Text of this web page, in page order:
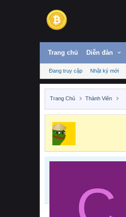
Trang chủ Diễn đàn
Đang truy cập Nhật ký mới
Trang Chủ Thành Viên